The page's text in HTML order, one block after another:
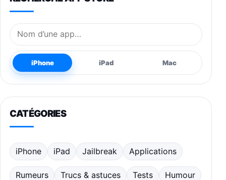
Nom de l’application
iPhone iPad Mac
CATÉGORIES
iPhone iPad Jailbreak Applications
Rumeurs Trucs & astuces Tests Humour